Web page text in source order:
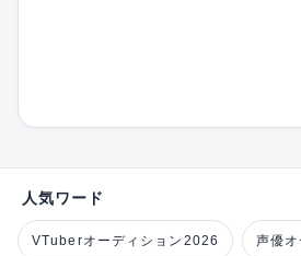
人気ワード
VTuberオーディション2026 声優